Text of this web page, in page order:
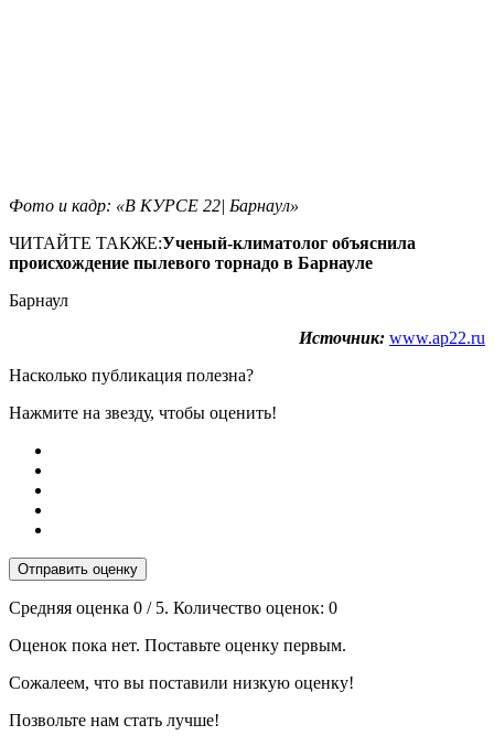
Фото и кадр: «В КУРСЕ 22| Барнаул»
ЧИТАЙТЕ ТАКЖЕ:Ученый-климатолог объяснила
происхождение пылевого торнадо в Барнауле
Барнаул
Источник: www.ap22.ru
Насколько публикация полезна?
Нажмите на звезду, чтобы оценить!
Отправить оценку
Средняя оценка 0 / 5. Количество оценок: 0
Оценок пока нет. Поставьте оценку первым.
Сожалеем, что вы поставили низкую оценку!
Позвольте нам стать лучше!